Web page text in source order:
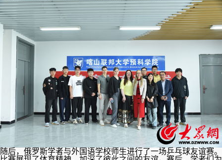
随后，俄罗斯学者与外国语学校师生进行了一场乒乓球友谊赛。